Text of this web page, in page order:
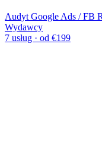
Audyt Google Ads / FB
Wydawcy
7 usług · od €199